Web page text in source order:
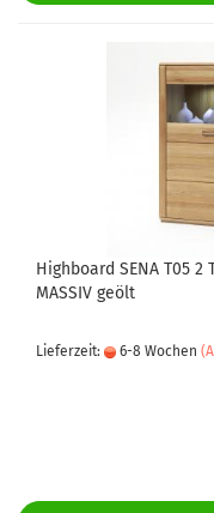
Highboard SENA T05
MASSIV geölt
Lieferzeit: 6-8 Wochen